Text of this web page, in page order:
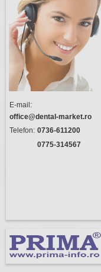
E-mail:
office@dental-market.ro
Telefon: 0736-611200
0775-314567